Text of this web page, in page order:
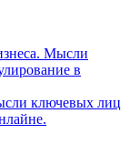
ключевых лиц